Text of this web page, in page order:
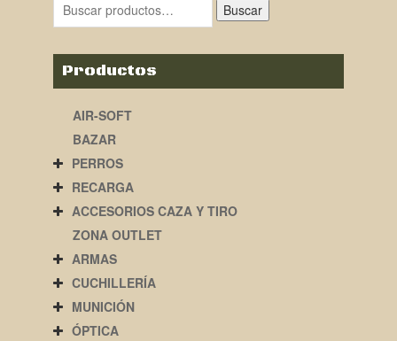
Buscar
Productos
AIR-SOFT
BAZAR
PERROS
RECARGA
ACCESORIOS CAZA Y TIRO
ZONA OUTLET
ARMAS
CUCHILLERÍA
MUNICIÓN
ÓPTICA